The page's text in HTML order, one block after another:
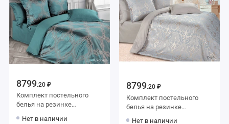
8799.20 ₽
Комплект постельного
белья на резинке
Нет в наличии
8799.20 ₽
Комплект постельного
белья на резинке
Нет в наличии